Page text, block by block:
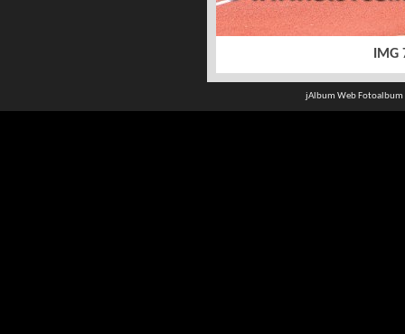
IMG
jAlbum Web Fotoalbum